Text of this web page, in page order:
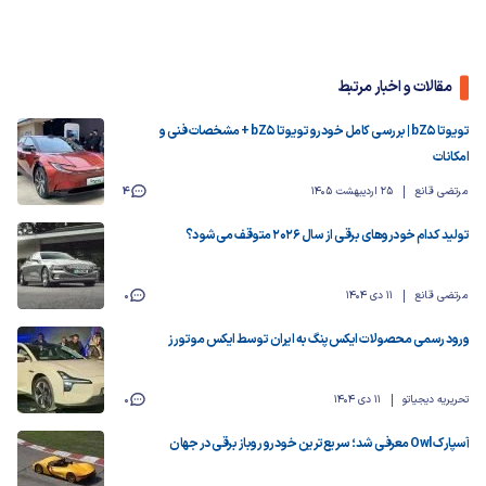
مقالات و اخبار مرتبط
تویوتا bZ5 | بررسی کامل خودرو تویوتا bZ5 + مشخصات فنی و
امکانات
مرتضی قانع 25 اردیبهشت 1405 4
تولید کدام خودروهای برقی از سال ۲۰۲۶ متوقف می‌شود؟
مرتضی قانع 11 دی 1404 0
ورود رسمی محصولات ایکس‌پنگ به ایران توسط ایکس موتورز
تحریریه دیجیاتو 11 دی 1404 0
آسپارک Owl معرفی شد؛ سریع‌ترین خودرو روباز برقی در جهان